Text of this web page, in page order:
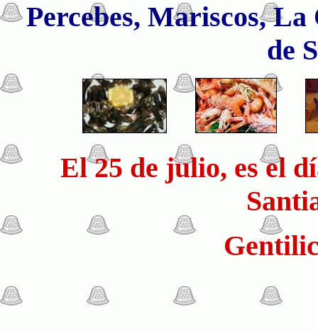
Percebes, Mariscos, La
de
El 25 de julio, es el